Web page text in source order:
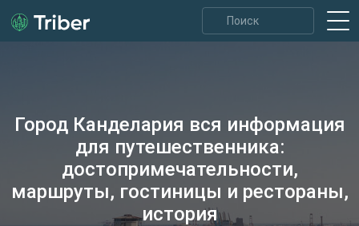
Город Канделария вся информация
для путешественника:
достопримечательности,
маршруты, гостиницы и рестораны,
история